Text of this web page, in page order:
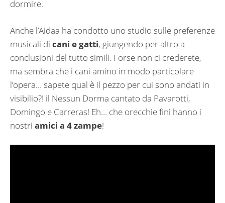
dormire.
Anche l’Aidaa ha condotto uno studio sulle preferenze
musicali di cani e gatti, giungendo per altro a
conclusioni del tutto simili. Forse non ci crederete,
ma sembra che i cani amino in modo particolare
l’opera… sapete qual è il pezzo per cui sono andati in
visibilio?! il Nessun Dorma cantato da Pavarotti,
Domingo e Carreras! Eh… che orecchie fini hanno i
nostri amici a 4 zampe!